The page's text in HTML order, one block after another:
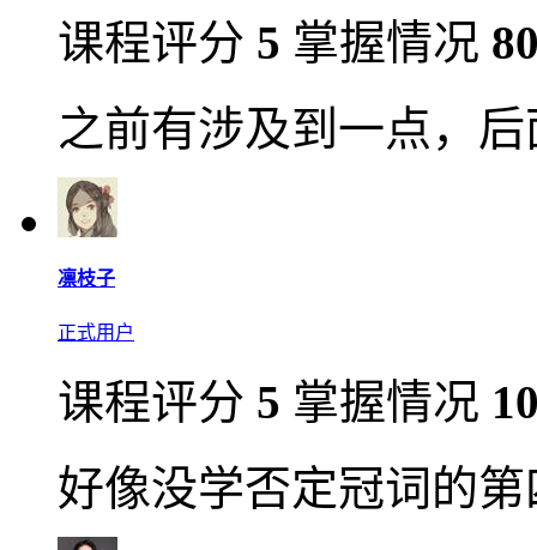
课程评分 5 掌握情况
之前有涉及到一点，
凛枝子
正式用户
课程评分 5 掌握情况
好像没学否定冠词的